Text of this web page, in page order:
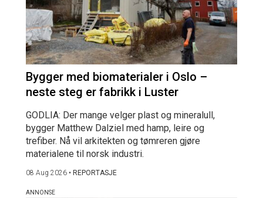
Bygger med biomaterialer i Oslo –
neste steg er fabrikk i Luster
GODLIA: Der mange velger plast og mineralull,
bygger Matthew Dalziel med hamp, leire og
trefiber. Nå vil arkitekten og tømreren gjøre
materialene til norsk industri.
08 Aug 2026 • REPORTASJE